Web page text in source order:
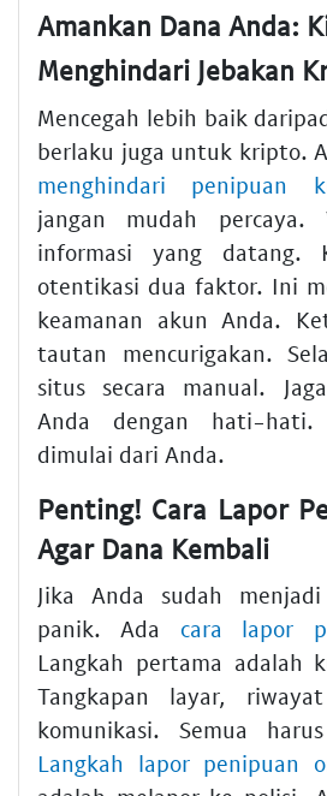
Amankan Dana Anda:
Menghindari Jebakan
Mencegah lebih baik
berlaku juga untuk kripto.
menghindari penipuan
jangan mudah percaya.
informasi yang datang.
otentikasi dua faktor. Ini
keamanan akun Anda.
tautan mencurigakan.
situs secara manual.
Anda dengan hati-hati.
dimulai dari Anda.
Penting! Cara Lapor
Agar Dana Kembali
Jika Anda sudah
panik. Ada cara lapor
Langkah pertama adalah
Tangkapan layar,
komunikasi. Semua
Langkah lapor penipuan